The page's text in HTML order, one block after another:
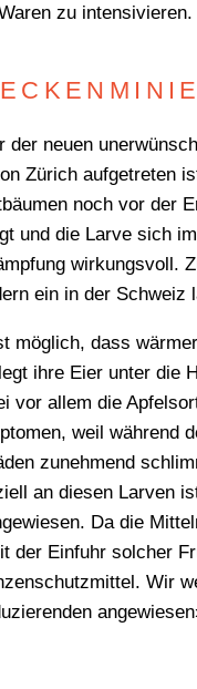
zu intensivieren.
der neuen
Zürich aufgetreten
noch vor der
und die Larve sich
wirkungsvoll.
ein in der Schweiz
möglich, dass
ihre Eier unter die
vor allem die
weil während
zunehmend
an diesen Larven
Da die
der Einfuhr solcher
Wir